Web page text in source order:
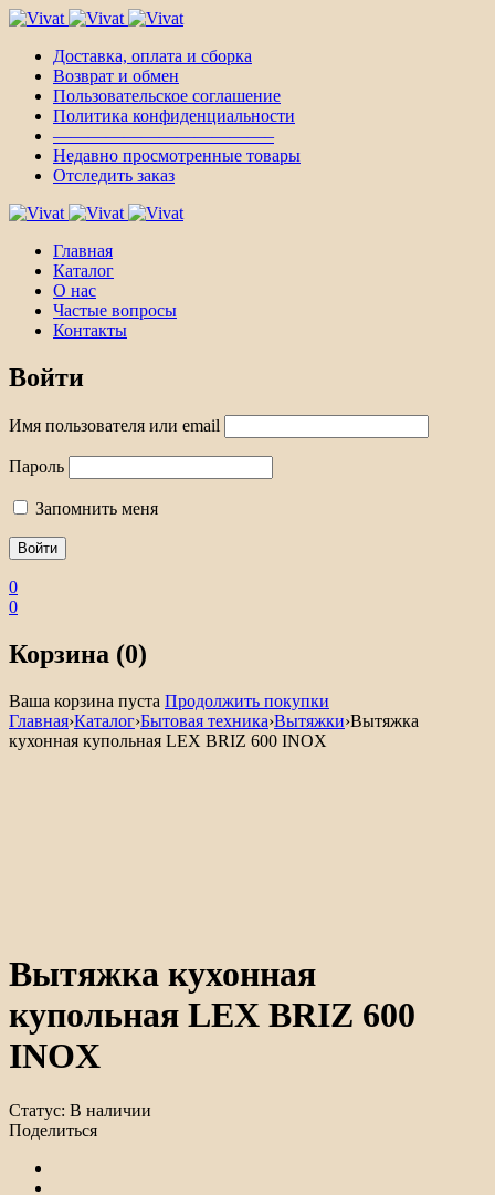
Доставка, оплата и сборка
Возврат и обмен
Пользовательское соглашение
Политика конфиденциальности
————————————–
Недавно просмотренные товары
Отследить заказ
Главная
Каталог
О нас
Частые вопросы
Контакты
Войти
Имя пользователя или email
Пароль
Запомнить меня
0
0
Корзина (0)
Ваша корзина пуста Продолжить покупки
Главная›Каталог›Бытовая техника›Вытяжки›Вытяжка
кухонная купольная LEX BRIZ 600 INOX
Вытяжка кухонная
купольная LEX BRIZ 600
INOX
Статус: В наличии
Поделиться